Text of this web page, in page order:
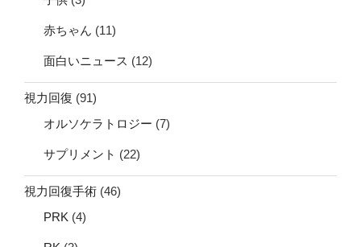
赤ちゃん (11)
面白いニュース (12)
視力回復 (91)
オルソケラトロジー (7)
サプリメント (22)
視力回復手術 (46)
PRK (4)